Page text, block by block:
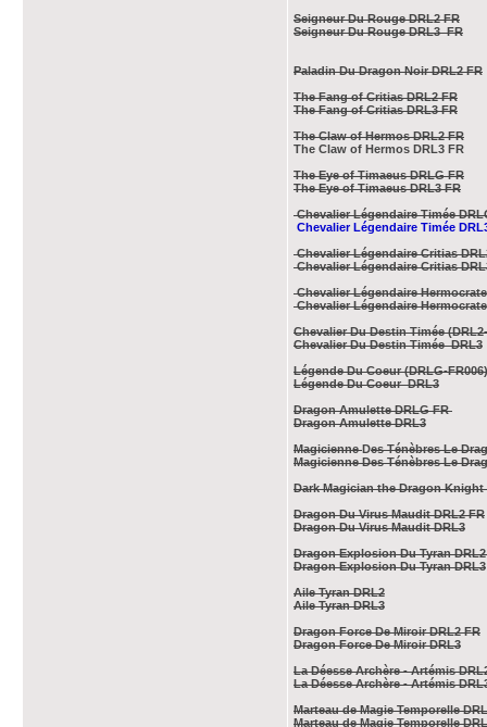
Seigneur Du Rouge DRL2 FR
Seigneur Du Rouge DRL3 FR
Paladin Du Dragon Noir DRL2 FR
The Fang of Critias DRL2 FR
The Fang of Critias DRL3 FR
The Claw of Hermos DRL2 FR
The Claw of Hermos DRL3 FR
The Eye of Timaeus DRLG FR
The Eye of Timaeus DRL3 FR
Chevalier Légendaire Timée
Chevalier Légendaire Timée
Chevalier Légendaire Critias
Chevalier Légendaire Critias
Chevalier Légendaire
Chevalier Légendaire
Chevalier Du Destin Timée
Chevalier Du Destin Timée DRL3
Légende Du Coeur (DRLG-FR006)
Légende Du Coeur DRL3
Dragon Amulette DRLG FR
Dragon Amulette DRL3
MagicienneDes Ténèbres Le
Magicienne Des Ténèbres Le
Dark Magician the Dragon Knight
Dragon Du Virus Maudit DRL2 FR
Dragon Du Virus Maudit​ DRL3
Dragon Explosion Du Tyran
Dragon Explosion Du Tyran DRL3
Aile Tyran DRL2
Aile Tyran DRL3
Dragon Force De Miroir DRL2 FR
Dragon Force De Miroir DRL3
La Déesse Archère - Artémis
La Déesse Archère - Artémis
Marteau de Magie Temporelle
Marteau de Magie Temporelle